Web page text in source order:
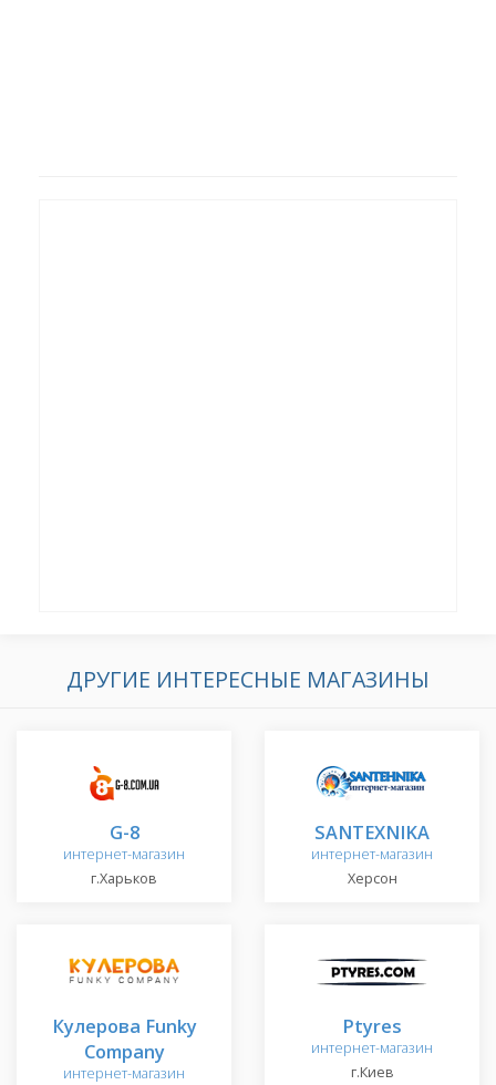
ДРУГИЕ ИНТЕРЕСНЫЕ МАГАЗИНЫ
G-8
интернет-магазин
г.Харьков
SANTEXNIKA
интернет-магазин
Херсон
Кулерова Funky
Company
интернет-магазин
Ptyres
интернет-магазин
г.Киев